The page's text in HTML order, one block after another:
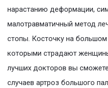
нарастанию деформации,
малотравматичный метод
стопы. Косточку на
которыми страдают
лучших докторов вы
случаев артроз большого